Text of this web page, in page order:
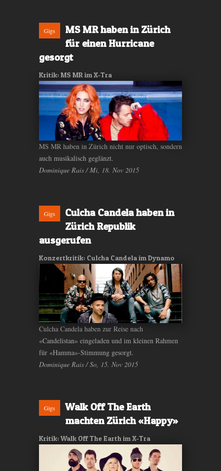
Gigs
MS MR haben in Zürich
für einen Hurricane
gesorgt
Kritik: MS MR im X-Tra
MS MR haben in Zürich nicht nur optisch, sondern
auch musikalisch geglänzt.
Dominique Rais / Mi, 18. Nov 2015
Gigs
Culcha Candela haben in
Zürich Republik
ausgerufen
Konzertkritik: Culcha Candela im Dynamo
Culcha Candela haben zur Reise nach
«Candelistan» eingeladen und im kleinen Rahmen
für «Hamma»-Stimmung gesorgt.
Dominique Rais / So, 15. Nov 2015
Gigs
Walk Off The Earth
machten Zürich «Happy»
Kritik: Walk Off The Earth im X-Tra